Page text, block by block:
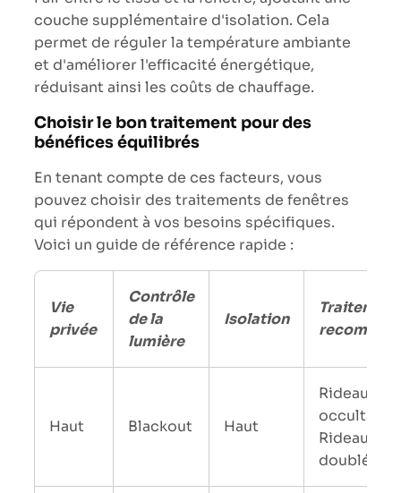
couche supplémentaire d'isolation. Cela
permet de réguler la température ambiante
et d'améliorer l'efficacité énergétique,
réduisant ainsi les coûts de chauffage.
Choisir le bon traitement pour des
bénéfices équilibrés
En tenant compte de ces facteurs, vous
pouvez choisir des traitements de fenêtres
qui répondent à vos besoins spécifiques.
Voici un guide de référence rapide :
Vie
privée
Contrôle
de la
lumière
Isolation
Traitement
Haut Blackout Haut
Rideaux
occultants,
Rideaux
doublés